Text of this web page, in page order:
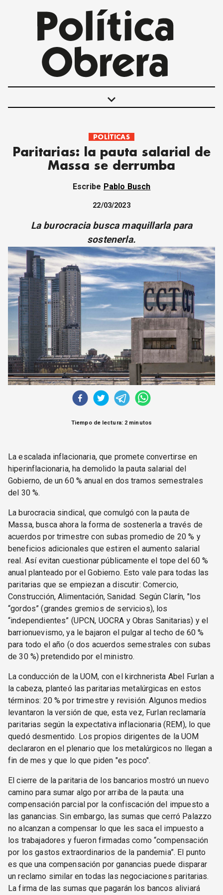
keyboard_arrow_down
POLÍTICAS
INTERNACIONALES
MOVIMIENTO OBRERO
ECONOMÍA
SOCIEDAD Y CULTURA
CORREO DE LECTORES
DEBATE
ARCHIVO
DECLARACIONES
OPINIÓN
ALTAMIRA RESPONDE
Política Obrera Revista
POLÍTICAS
Paritarias: la pauta salarial de
Massa se derrumba
Escribe Pablo Busch
22/03/2023
La burocracia busca maquillarla para
sostenerla.
Tiempo de lectura: 2 minutos
La escalada inflacionaria, que promete convertirse en
hiperinflacionaria, ha demolido la pauta salarial del
Gobierno, de un 60 % anual en dos tramos semestrales
del 30 %.
La burocracia sindical, que comulgó con la pauta de
Massa, busca ahora la forma de sostenerla a través de
acuerdos por trimestre con subas promedio de 20 % y
beneficios adicionales que estiren el aumento salarial
real. Así evitan cuestionar públicamente el tope del 60 %
anual planteado por el Gobierno. Esto vale para todas las
paritarias que se empiezan a discutir: Comercio,
Construcción, Alimentación, Sanidad. Según Clarín, "los
“gordos” (grandes gremios de servicios), los
“independientes” (UPCN, UOCRA y Obras Sanitarias) y el
barrionuevismo, ya le bajaron el pulgar al techo de 60 %
para todo el año (o dos acuerdos semestrales con subas
de 30 %) pretendido por el ministro.
La conducción de la UOM, con el kirchnerista Abel Furlan a
la cabeza, planteó las paritarias metalúrgicas en estos
términos: 20 % por trimestre y revisión. Algunos medios
levantaron la versión de que, esta vez, Furlan reclamaría
paritarias según la expectativa inflacionaria (REM), lo que
quedó desmentido. Los propios dirigentes de la UOM
declararon en el plenario que los metalúrgicos no llegan a
fin de mes y que lo que piden "es poco".
El cierre de la paritaria de los bancarios mostró un nuevo
camino para sumar algo por arriba de la pauta: una
compensación parcial por la confiscación del impuesto a
las ganancias. Sin embargo, las sumas que cerró Palazzo
no alcanzan a compensar lo que les saca el impuesto a
los trabajadores y fueron firmadas como “compensación
por los gastos extraordinarios de la pandemia”. El punto
es que una compensación por ganancias puede disparar
un reclamo similar en todas las negociaciones paritarias.
La firma de las sumas que pagarán los bancos aliviará